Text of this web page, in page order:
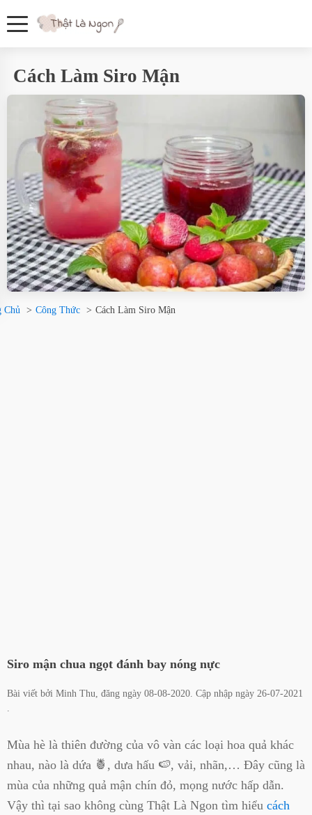
Cách Làm Siro Mận
Chủ Công Thức Cách Làm Siro Mận
Siro mận chua ngọt đánh bay nóng nực
Bài viết bởi Minh Thu, đăng ngày 08-08-2020. Cập nhập ngày 26-07-2021
.
Mùa hè là thiên đường của vô vàn các loại hoa quả khác
nhau, nào là dứa 🍍, dưa hấu 🍉, vải, nhãn,… Đây cũng là
mùa của những quả mận chín đỏ, mọng nước hấp dẫn.
Vậy thì tại sao không cùng Thật Là Ngon tìm hiểu cách